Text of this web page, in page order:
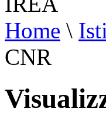
Home \
CNR